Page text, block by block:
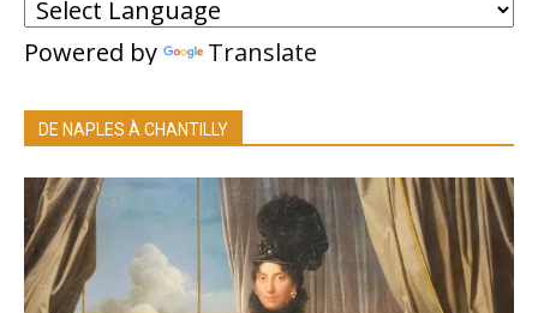
Powered by Translate
DE NAPLES À CHANTILLY